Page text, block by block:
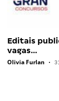
Editais
vagas…
Olivia Furlan •